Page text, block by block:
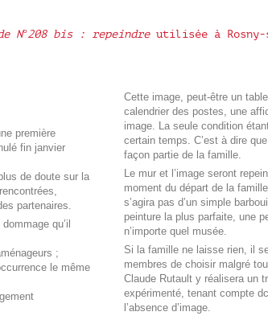
N°208 bis : repeindreutilisée à Rosny-
première
fin janvier
de doute sur la
partenaires.
qu’il
;
le même
Cette image, peut-être un
calendrier des postes, une
image. La seule condition
certain temps. C’est à dire
façon partie de la famille.
Le mur et l’image seront
moment du départ de la
s’agira pas d’un simple
peinture la plus parfaite, une
n’importe quel musée.
Si la famille ne laisse rien, il
membres de choisir malgré
Claude Rutault y réalisera un
expérimenté, tenant compte dc
l’absence d’image.